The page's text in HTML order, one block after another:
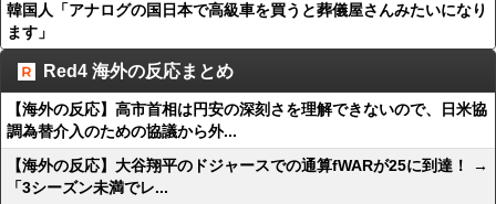
韓国人「アナログの国日本で高級車を買うと葬儀屋さんみたいになり
ます」
Red4 海外の反応まとめ
【海外の反応】高市首相は円安の深刻さを理解できないので、日米協
調為替介入のための協議から外...
【海外の反応】大谷翔平のドジャースでの通算fWARが25に到達！ →
「3シーズン未満でレ...